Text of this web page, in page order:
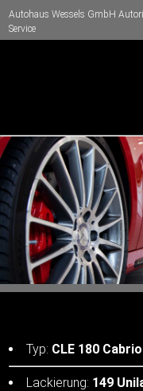
Autohaus Wessels GmbH
Service
Typ: CLE 180 Cabrio
Lackierung: 149